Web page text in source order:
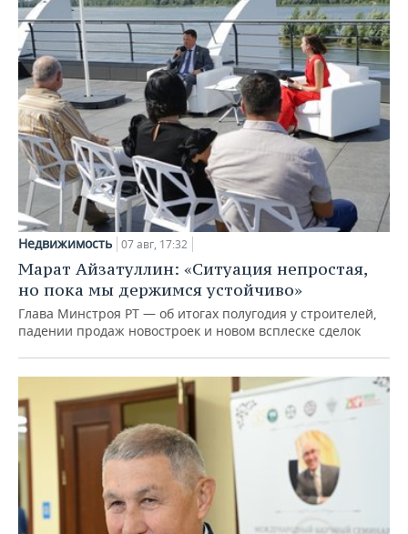
Недвижимость 07 авг, 17:32
Марат Айзатуллин: «Ситуация непростая,
но пока мы держимся устойчиво»
Глава Минстроя РТ — об итогах полугодия у строителей,
падении продаж новостроек и новом всплеске сделок